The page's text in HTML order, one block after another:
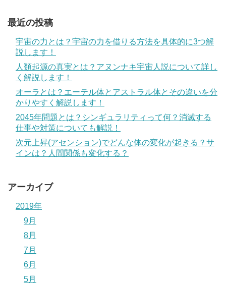
最近の投稿
宇宙の力とは？宇宙の力を借りる方法を具体的に3つ解
説します！
人類起源の真実とは？アヌンナキ宇宙人説について詳し
く解説します！
オーラとは？エーテル体とアストラル体とその違いを分
かりやすく解説します！
2045年問題とは？シンギュラリティって何？消滅する
仕事や対策についても解説！
次元上昇(アセンション)でどんな体の変化が起きる？サ
インは？人間関係も変化する？
アーカイブ
2019年
9月
8月
7月
6月
5月